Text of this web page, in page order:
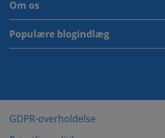
Om os
Populære blogindlæg
GDPR-overholdelse